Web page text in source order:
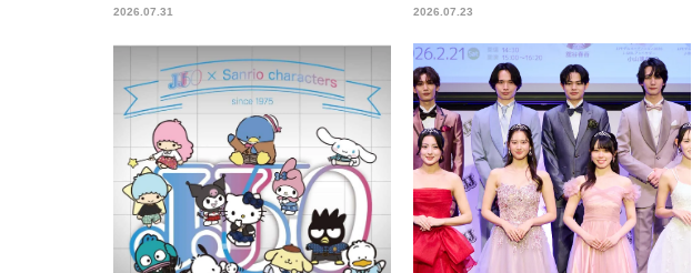
2026.07.31 2026.07.23